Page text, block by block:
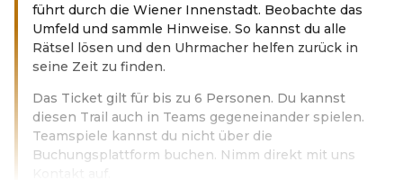
führt durch die Wiener Innenstadt. Beobachte das
Umfeld und sammle Hinweise. So kannst du alle
Rätsel lösen und den Uhrmacher helfen zurück in
seine Zeit zu finden.
Das Ticket gilt für bis zu 6 Personen. Du kannst
diesen Trail auch in Teams gegeneinander spielen.
Teamspiele kannst du nicht über die
Buchungsplattform buchen. Nimm direkt mit uns